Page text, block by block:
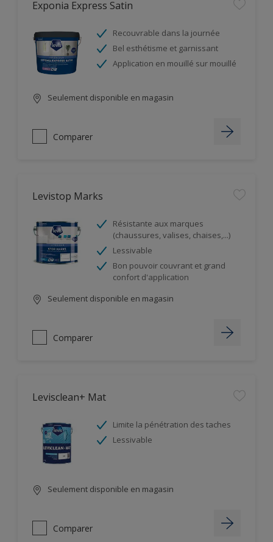
Exponia Express Satin
Recouvrable dans la journée
Bel esthétisme et garnissant
Application en mouillé sur mouillé
Seulement disponible en magasin
Comparer
Levistop Marks
Résistante aux marques
(chaussures, valises, chaises,...)
Lessivable
Bon pouvoir couvrant et grand
confort d'application
Seulement disponible en magasin
Comparer
Levisclean+ Mat
Limite la pénétration des taches
Lessivable
Seulement disponible en magasin
Comparer